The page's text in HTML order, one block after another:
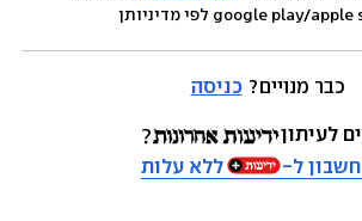
כבר מנויים? כניסה
לעיתון
חשבון ל-
ללא עלות